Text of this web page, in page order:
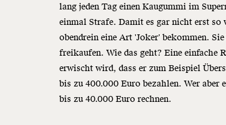
lang jeden Tag einen Kaugummi im
einmal Strafe. Damit es gar nicht erst
obendrein eine Art 'Joker' bekommen.
freikaufen. Wie das geht? Eine einfache
erwischt wird, dass er zum Beispiel
bis zu 400.000 Euro bezahlen. Wer
bis zu 40.000 Euro rechnen.